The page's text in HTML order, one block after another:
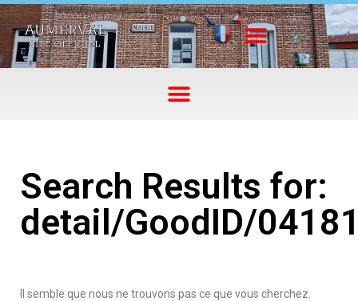
Search Results for:
detail/GoodID/
Il semble que nous ne trouvons pas ce que vous cherchez.